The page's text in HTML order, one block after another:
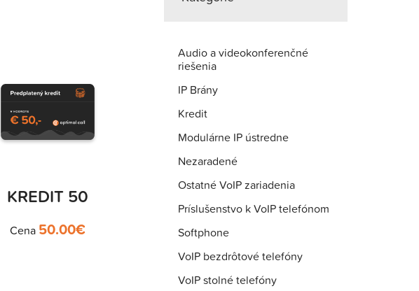
Audio a videokonferenčné
riešenia
IP Brány
Kredit
Modulárne IP ústredne
Nezaradené
Ostatné VoIP zariadenia
Príslušenstvo k VoIP telefónom
Softphone
VoIP bezdrôtové telefóny
VoIP stolné telefóny
KREDIT 50
Cena 50.00€